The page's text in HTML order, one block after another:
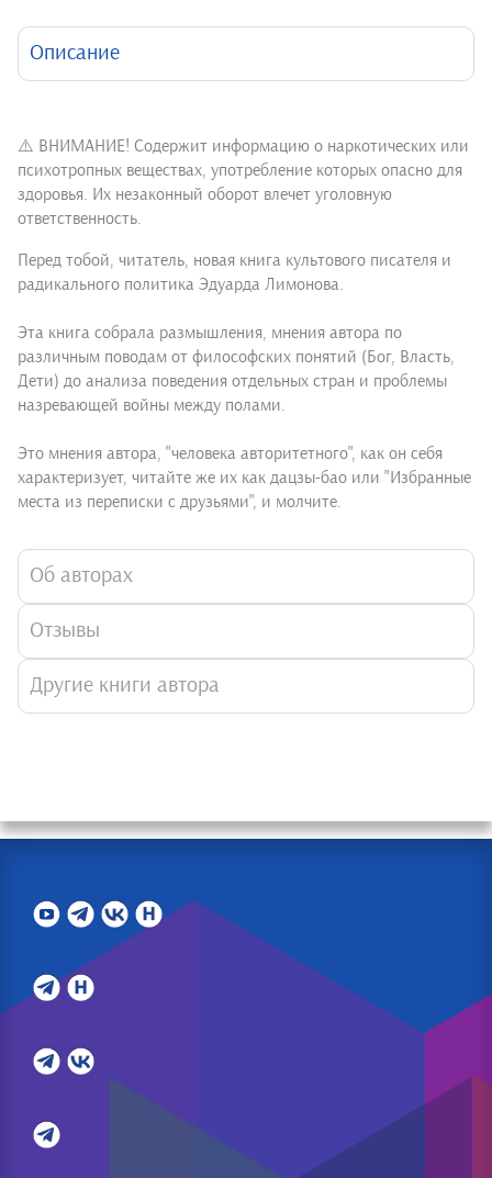
Описание
⚠️ ВНИМАНИЕ! Содержит информацию о наркотических или
психотропных веществах, употребление которых опасно для
здоровья. Их незаконный оборот влечет уголовную
ответственность.
Перед тобой, читатель, новая книга культового писателя и
радикального политика Эдуарда Лимонова.
Эта книга собрала размышления, мнения автора по
различным поводам от философских понятий (Бог, Власть,
Дети) до анализа поведения отдельных стран и проблемы
назревающей войны между полами.
Это мнения автора, "человека авторитетного", как он себя
характеризует, читайте же их как дацзы-бао или "Избранные
места из переписки с друзьями", и молчите.
Об авторах
Отзывы
Другие книги автора